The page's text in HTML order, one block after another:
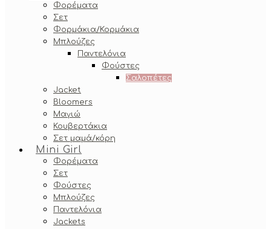
Φορέματα
Σετ
Φορμάκια/Κορμάκια
Μπλούζες
Παντελόνια
Φούστες
Σαλοπέτες
Jacket
Bloomers
Μαγιώ
Κουβερτάκια
Σετ μαμά/κόρη
Mini Girl
Φορέματα
Σετ
Φούστες
Μπλούζες
Παντελόνια
Jackets